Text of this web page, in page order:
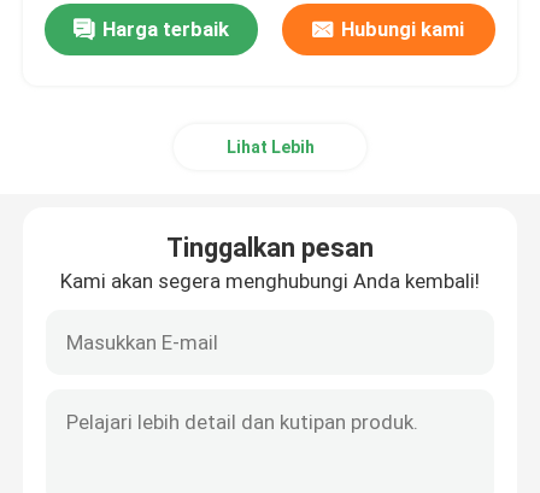
Harga terbaik Hubungi kami
Lihat Lebih
Tinggalkan pesan
Kami akan segera menghubungi Anda kembali!